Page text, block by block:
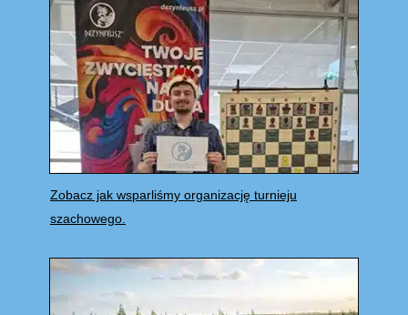
Zobacz jak wsparliśmy organizację turnieju
szachowego.